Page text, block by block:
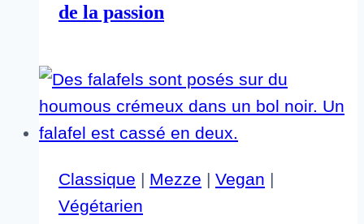
de la passion
Classique | Mezze | Vegan |
Végétarien